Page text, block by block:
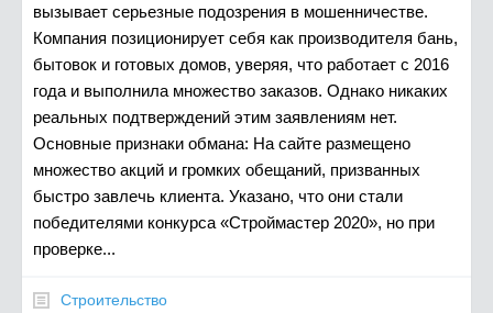
вызывает серьезные подозрения в мошенничестве.
Компания позиционирует себя как производителя бань,
бытовок и готовых домов, уверяя, что работает с 2016
года и выполнила множество заказов. Однако никаких
реальных подтверждений этим заявлениям нет.
Основные признаки обмана: На сайте размещено
множество акций и громких обещаний, призванных
быстро завлечь клиента. Указано, что они стали
победителями конкурса «Строймастер 2020», но при
проверке...
Строительство